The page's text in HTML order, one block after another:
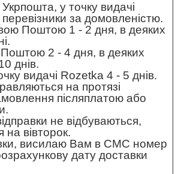
у точку видачі
за домовленістю.
Поштою 1 - 2 дня, в деяких
2 - 4 дня, в деяких
днів.
видачі Rozetka 4 - 5 днів.
на протязі
післяплатою або
не відбуваються,
на вівторок.
висилаю Вам в СМС номер
дату доставки